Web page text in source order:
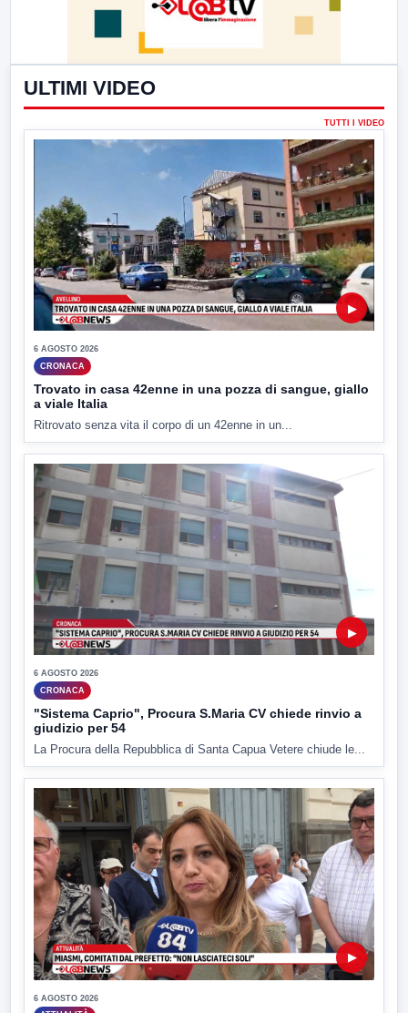
ULTIMI VIDEO
TUTTI I VIDEO
▶
6 AGOSTO 2026
CRONACA
Trovato in casa 42enne in una pozza di sangue, giallo
a viale Italia
Ritrovato senza vita il corpo di un 42enne in un...
▶
6 AGOSTO 2026
CRONACA
"Sistema Caprio", Procura S.Maria CV chiede rinvio a
giudizio per 54
La Procura della Repubblica di Santa Capua Vetere chiude le...
▶
6 AGOSTO 2026